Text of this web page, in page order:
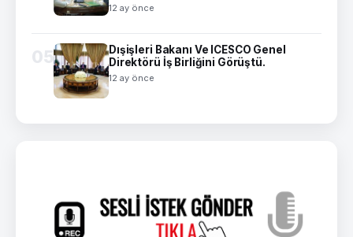
12 ay önce
05
Dışişleri Bakanı Ve ICESCO Genel
Direktörü İş Birliğini Görüştü.
12 ay önce